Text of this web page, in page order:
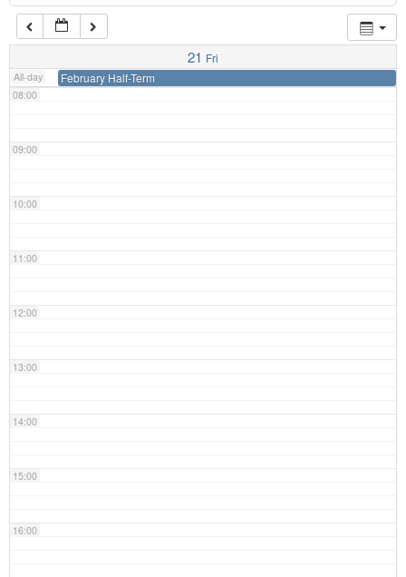
21 Fri
All-day February Half-Term
07:00
08:00
09:00
10:00
11:00
12:00
13:00
14:00
15:00
16:00